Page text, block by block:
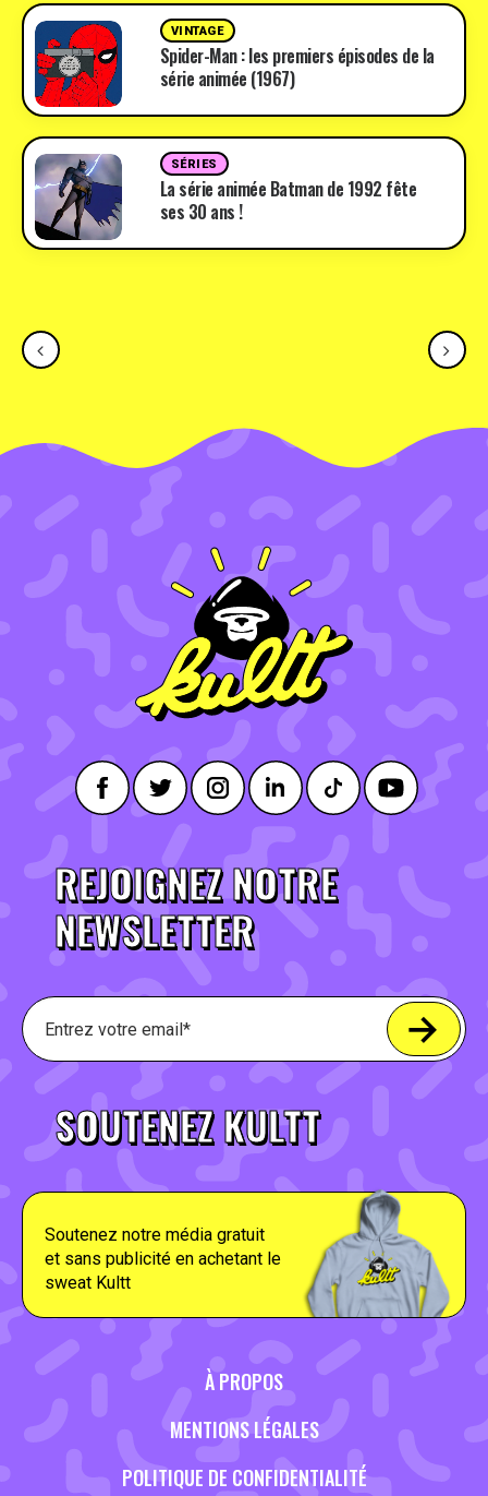
VINTAGE
Spider-Man : les premiers épisodes de la
série animée (1967)
SÉRIES
La série animée Batman de 1992 fête
ses 30 ans !
REJOIGNEZ NOTRE
NEWSLETTER
SOUTENEZ KULTT
Soutenez notre média gratuit
et sans publicité en achetant le
sweat Kultt
À PROPOS
MENTIONS LÉGALES
POLITIQUE DE CONFIDENTIALITÉ